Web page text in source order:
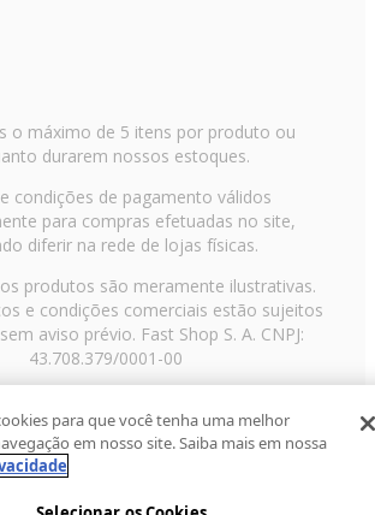
o máximo de 5 itens por produto ou
durarem nossos estoques.
condições de pagamento válidos
para compras efetuadas no site,
diferir na rede de lojas físicas.
produtos são meramente ilustrativas.
e condições comerciais estão sujeitos
aviso prévio. Fast Shop S. A. CNPJ:
43.708.379/0001-00
02029-001, Telefone: 11 3003-3728 ©
- Todos os direitos reservadosRF
para que você tenha uma melhor
em nosso site. Saiba mais em nossa